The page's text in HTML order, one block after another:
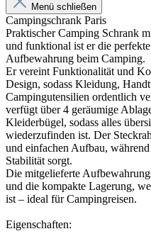
Menü schließen
Campingschrank Paris
Praktischer Camping Schrank
und funktional ist erdie
Aufbewahrung beim Camping.
Er vereint Funktionalität und
Design, sodass Kleidung,
Campingutensilien ordentlich
verfügt über 4 geräumige
Kleiderbügel, sodass alles
wiederzufinden ist. Der
und einfachen Aufbau,
Stabilität sorgt.
Die mitgelieferte
und die kompakte Lagerung,
ist – ideal für Campingreisen.
Eigenschaften: